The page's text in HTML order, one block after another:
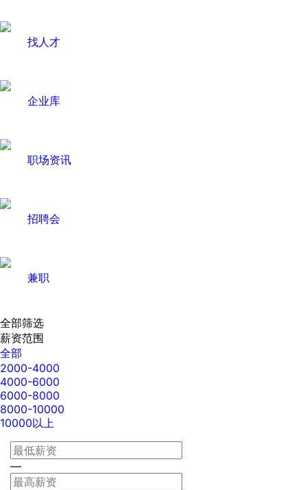
找人才
企业库
职场资讯
招聘会
兼职
全部筛选
薪资范围
全部
2000-4000
4000-6000
6000-8000
8000-10000
10000以上
—